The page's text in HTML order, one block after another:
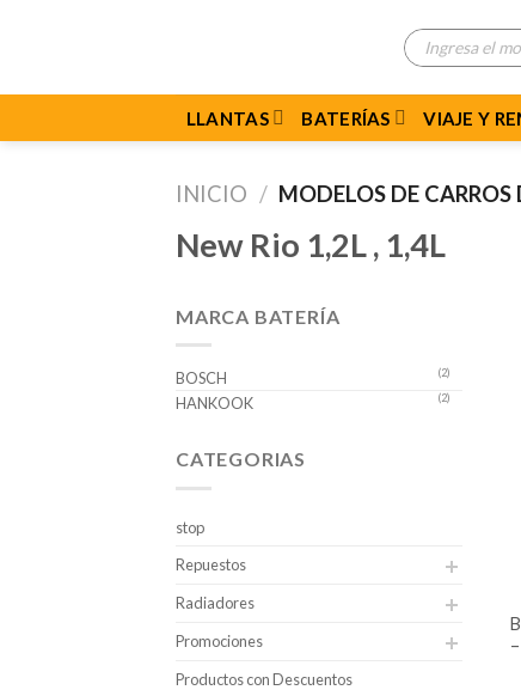
Búsqueda
de
productos
LLANTAS BATERÍAS VIAJE Y
INICIO / MODELOS DE
New Rio 1,2L , 1,4L
MARCA BATERÍA
BOSCH (2)
HANKOOK (2)
CATEGORIAS
stop
Repuestos
Radiadores
Promociones
Productos con Descuentos
batería para carro hankook caja 35